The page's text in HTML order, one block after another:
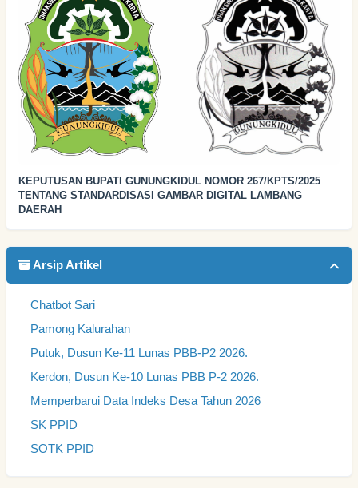
KEPUTUSAN BUPATI GUNUNGKIDUL NOMOR 267/KPTS/2025
TENTANG STANDARDISASI GAMBAR DIGITAL LAMBANG
DAERAH
Arsip Artikel
Chatbot Sari
Pamong Kalurahan
Putuk, Dusun Ke-11 Lunas PBB-P2 2026.
Kerdon, Dusun Ke-10 Lunas PBB P-2 2026.
Memperbarui Data Indeks Desa Tahun 2026
SK PPID
SOTK PPID